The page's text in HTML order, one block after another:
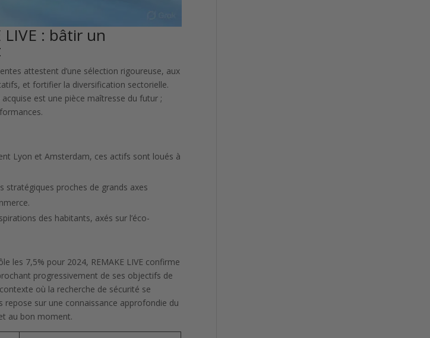
LIVE : bâtir un
attestent d’une sélection rigoureuse, aux
et fortifier la diversification sectorielle.
est une pièce maîtresse du futur ;
Lyon et Amsterdam, ces actifs sont loués à
stratégiques proches de grands axes
des habitants, axés sur l’éco-
les 7,5% pour 2024, REMAKE LIVE confirme
progressivement de ses objectifs de
où la recherche de sécurité se
repose sur une connaissance approfondie du
au bon moment.